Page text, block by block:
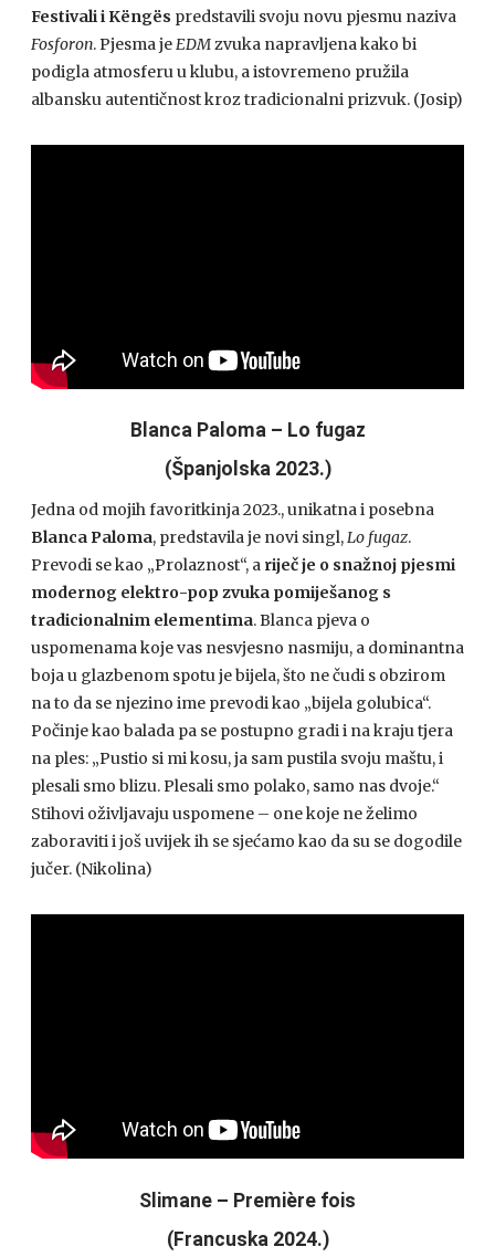
Festivali i Këngës predstavili svoju novu pjesmu naziva
Fosforon. Pjesma je EDM zvuka napravljena kako bi
podigla atmosferu u klubu, a istovremeno pružila
albansku autentičnost kroz tradicionalni prizvuk. (Josip)
Blanca Paloma – Lo fugaz
(Španjolska 2023.)
Jedna od mojih favoritkinja 2023., unikatna i posebna
Blanca Paloma, predstavila je novi singl,Lo fugaz.
Prevodi se kao „Prolaznost“, a riječ je o snažnoj pjesmi
modernog elektro-pop zvuka pomiješanog s
tradicionalnim elementima. Blanca pjeva o
uspomenama koje vas nesvjesno nasmiju, a dominantna
boja u glazbenom spotu je bijela, što ne čudi s obzirom
na to da se njezino ime prevodi kao „bijela golubica“.
Počinje kao balada pa se postupno gradi i na kraju tjera
na ples: „Pustio si mi kosu, ja sam pustila svoju maštu, i
plesali smo blizu. Plesali smo polako, samo nas dvoje.“
Stihovi oživljavaju uspomene – one koje ne želimo
zaboraviti i još uvijek ih se sjećamo kao da su se dogodile
jučer. (Nikolina)
Slimane – Première fois
(Francuska 2024.)